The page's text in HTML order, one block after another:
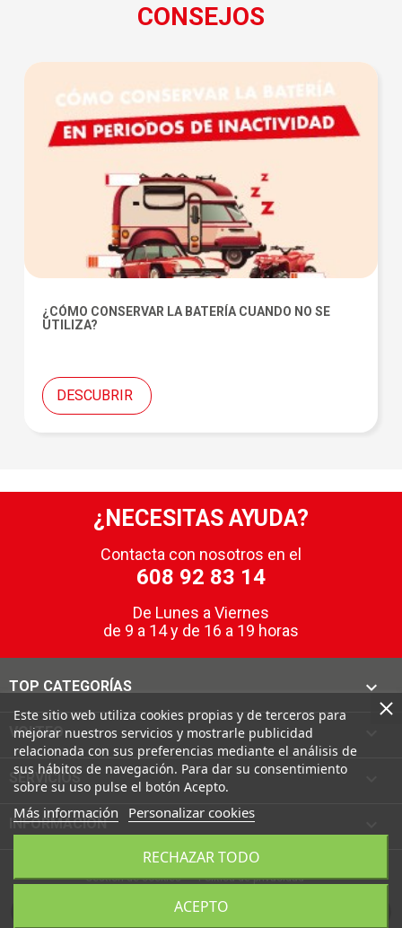
FILTRER LES RÉSULTATS
CONSEJOS
¿CÓMO CONSERVAR LA BATERÍA CUANDO NO SE
UTILIZA?
DESCUBRIR
¿NECESITAS AYUDA?
Contacta con nosotros en el
608 92 83 14
De Lunes a Viernes
de 9 a 14 y de 16 a 19 horas
TOP CATEGORÍAS 
VOLTEO
SERVICIOS
INFORMACIÓN
Este sitio web utiliza cookies propias y de terceros para
mejorar nuestros servicios y mostrarle publicidad
relacionada con sus preferencias mediante el análisis de
sus hábitos de navegación. Para dar su consentimiento
sobre su uso pulse el botón Acepto.
Más información Personalizar cookies
RECHAZAR TODO
ACEPTO
Gestion de cookies Política de privacidad